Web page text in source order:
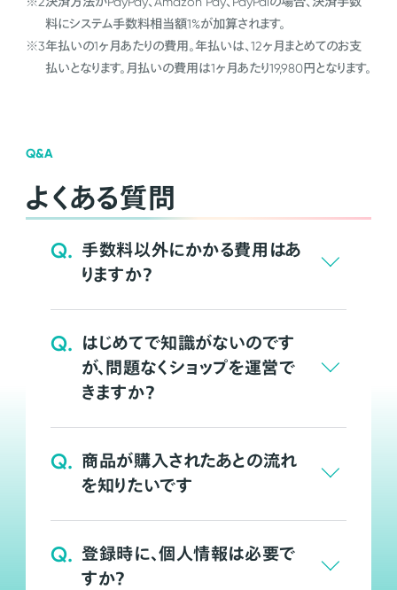
料にシステム手数料相当額1%が加算されます。
※3年払いの1ヶ月あたりの費用。年払いは、12ヶ月まとめてのお支
払いとなります。月払いの費用は1ヶ月あたり19,980円となります。
Q&A
よくある質問
Q. 手数料以外にかかる費用はあ
りますか？
Q. はじめてで知識がないのです
が、問題なくショップを運営で
きますか？
Q. 商品が購入されたあとの流れ
を知りたいです
Q. 登録時に、個人情報は必要で
すか？